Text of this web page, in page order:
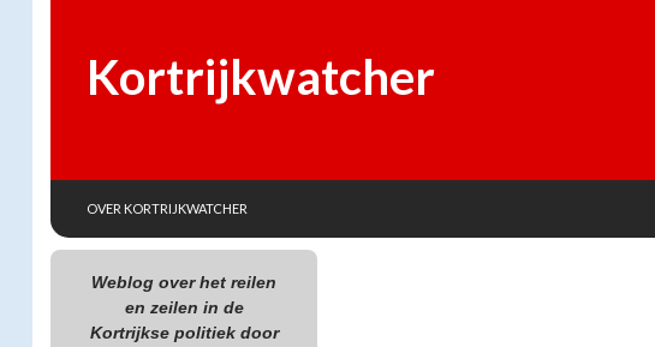
Kortrijkwatcher
OVER KORTRIJKWATCHER
Weblog over het reilen
en zeilen in de
Kortrijkse politiek door